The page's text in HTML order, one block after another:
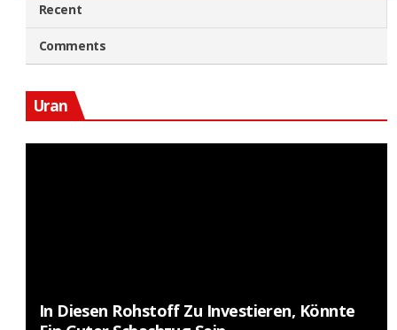
Recent
Comments
Uran
In Diesen Rohstoff Zu Investieren, Könnte